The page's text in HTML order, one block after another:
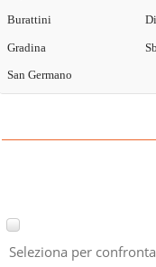
Burattini
Gradina
San Germano
Seleziona per